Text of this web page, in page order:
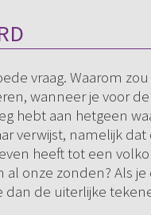
vraag. Waarom
wanneer je voor
hebt aan hetgeen
verwijst, namelijk
heeft tot een
al onze zonden? Als
dan de uiterlijke